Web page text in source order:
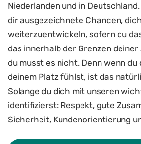
Niederlanden und in
dir ausgezeichnete Chancen, dich
weiterzuentwickeln, sofern du
das innerhalb der Grenzen
du musst es nicht. Denn wenn du
deinem Platz fühlst, ist das
Solange du dich mit unseren
identifizierst: Respekt, gute
Sicherheit, Kundenorientierung